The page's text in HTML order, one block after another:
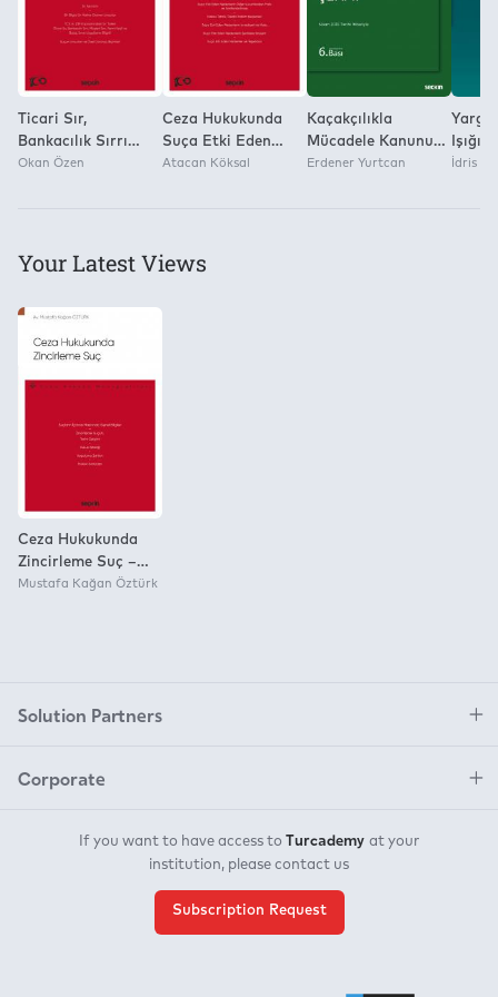
açıklanmıştır.
Ticari Sır,
Bankacılık Sırrı
veya Müşteri Sırrı
(Tck M. 239) – Ceza
Hukuku
Okan Özen
Ceza Hukukunda
Suça Etki Eden
Nedenler – Ceza
Atacan Köksal
Kaçakçılıkla
Mücadele Kanunu
Şerhi
Erdener Yurtcan
Suçu
İdris
Your Latest Views
Ceza Hukukunda
Zincirleme Suç –
Ceza Hukuku
Mustafa Kağan Öztürk
Solution Partners
Corporate
If you want to have access to Turcademy at your
institution, please contact us
Subscription Request